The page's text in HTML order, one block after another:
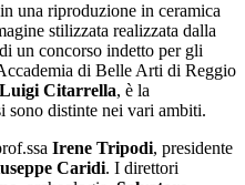
una riproduzione in ceramica
stilizzata realizzata dalla
un concorso indetto per gli
di Belle Arti di Reggio
Luigi Citarrella, è la
sono distinte nei vari ambiti.
Irene Tripodi, presidente
Caridi. I direttori